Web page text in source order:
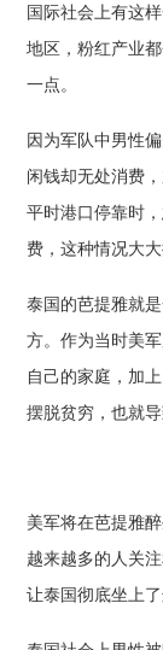
国际社会上有这
地区，粉红产业
一点。
因为军队中男性
闲钱却无处消费
平时港口停靠时
费，这种情况大
泰国的芭提雅就
方。作为当时美
自己的家庭，加
摆脱贫穷，也就
美军将在芭提雅
越来越多的人关
让泰国彻底坐上了